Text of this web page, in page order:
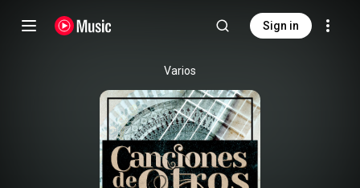
Sign in
Varios